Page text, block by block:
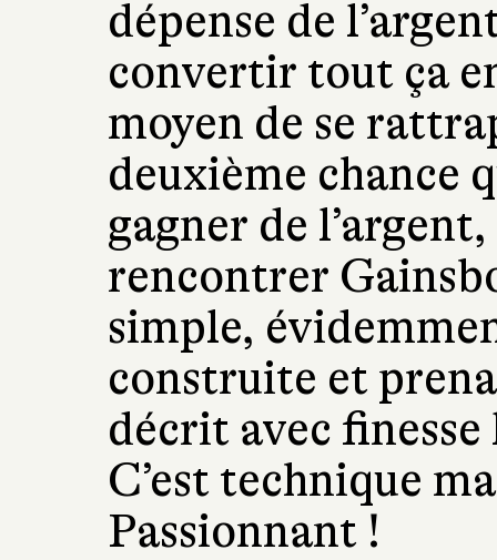
dépense de
convertir tout ça
moyen de se
deuxième chance
gagner de
rencontrer
simple,
construite et
décrit avec
C’est technique
Passionnant !